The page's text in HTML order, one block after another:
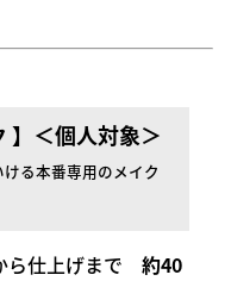
】＜個人対象＞
る本番専用のメイク
ら仕上げまで約40